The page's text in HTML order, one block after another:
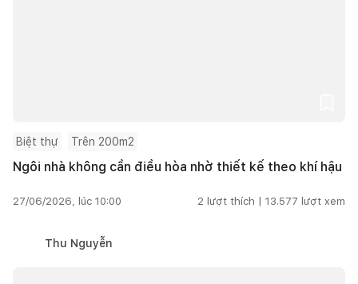
Biệt thự Trên 200m2
Ngôi nhà không cần điều hòa nhờ thiết kế theo khí hậu
27/06/2026, lúc 10:00 2 lượt thích | 13.577 lượt xem
Thu Nguyễn